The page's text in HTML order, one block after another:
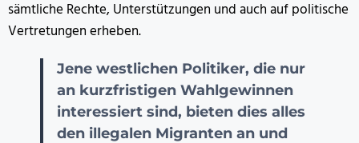
sämtliche Rechte, Unterstützungen und auch auf politische
Vertretungen erheben.
Jene westlichen Politiker, die nur
an kurzfristigen Wahlgewinnen
interessiert sind, bieten dies alles
den illegalen Migranten an und